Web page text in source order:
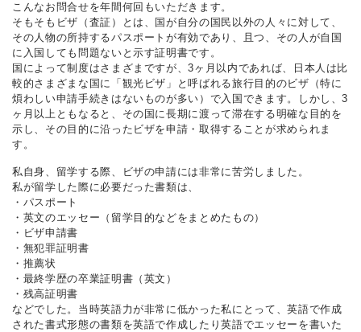
こんなお問合せを年間何回もいただきます。
そもそもビザ（査証）とは、国が自分の国民以外の人々に対して、
その人物の所持するパスポートが有効であり、且つ、その人が自国
に入国しても問題ないと示す証明書です。
国によって制度はさまざまですが、3ヶ月以内であれば、日本人は比
較的さまざまな国に「観光ビザ」と呼ばれる旅行目的のビザ（特に
煩わしい申請手続きはないものが多い）で入国できます。しかし、3
ヶ月以上ともなると、その国に長期に渡って滞在する明確な目的を
示し、その目的に沿ったビザを申請・取得することが求められま
す。
私自身、留学する際、ビザの申請には非常に苦労しました。
私が留学した際に必要だった書類は、
・パスポート
・英文のエッセー（留学目的などをまとめたもの）
・ビザ申請書
・無犯罪証明書
・推薦状
・最終学歴の卒業証明書（英文）
・残高証明書
などでした。当時英語力が非常に低かった私にとって、英語で作成
された書式形態の書類を英語で作成したり英語でエッセーを書いた